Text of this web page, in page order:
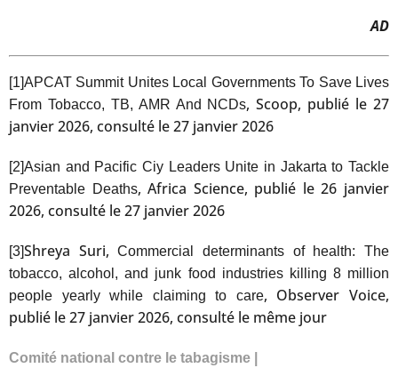
AD
[1]APCAT Summit Unites Local Governments To Save Lives
From Tobacco, TB, AMR And NCDs, Scoop, publié le 27
janvier 2026, consulté le 27 janvier 2026
[2]Asian and Pacific Ciy Leaders Unite in Jakarta to Tackle
Preventable Deaths, Africa Science, publié le 26 janvier
2026, consulté le 27 janvier 2026
[3]Shreya Suri,Commercial determinants of health: The
tobacco, alcohol, and junk food industries killing 8 million
people yearly while claiming to care, Observer Voice,
publié le 27 janvier 2026, consulté le même jour
Comité national contre le tabagisme |